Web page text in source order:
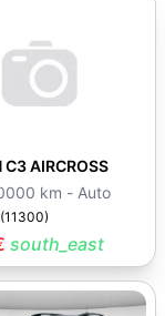
south_east
CITROËN C3 AIRCROSS
2019 - 50000 km - Auto